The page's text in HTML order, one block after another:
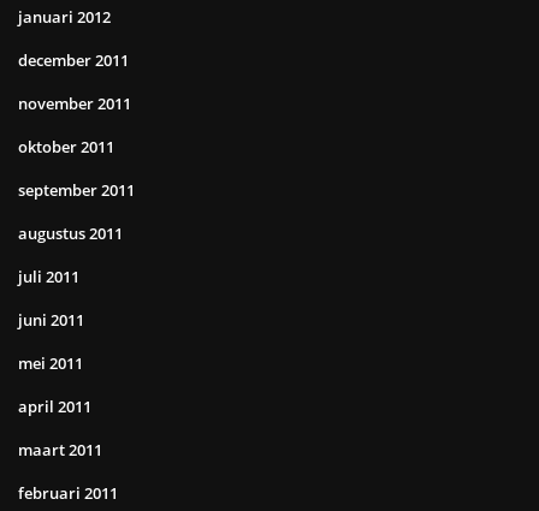
januari 2012
december 2011
november 2011
oktober 2011
september 2011
augustus 2011
juli 2011
juni 2011
mei 2011
april 2011
maart 2011
februari 2011